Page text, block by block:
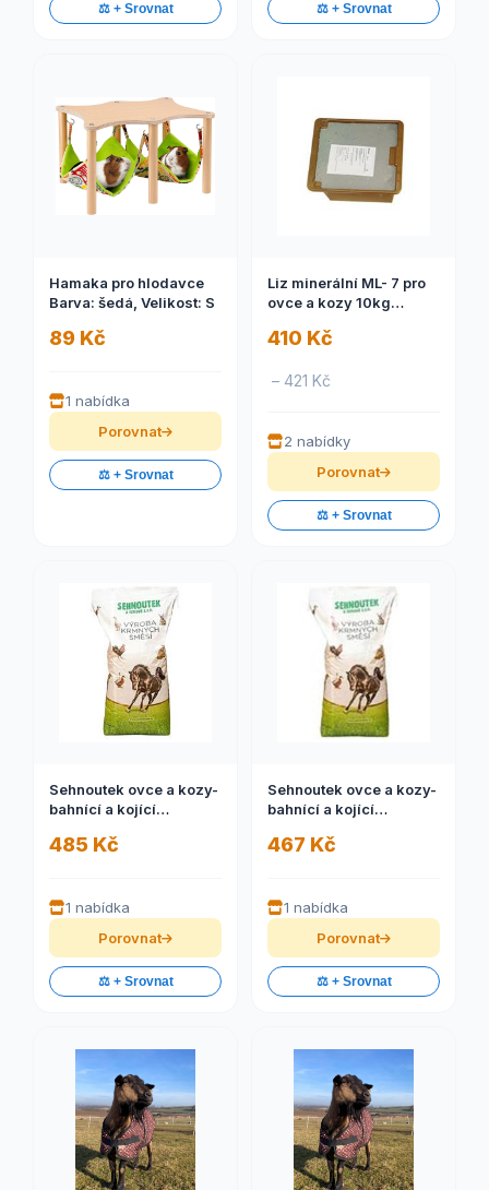
⚖️ + Srovnat ⚖️ + Srovnat
Hamaka pro hlodavce
Barva: šedá, Velikost: S
89 Kč
1 nabídka
Porovnat
⚖️ + Srovnat
Liz minerální ML- 7 pro
ovce a kozy 10kg
410 Kč
– 421 Kč
2 nabídky
Porovnat
⚖️ + Srovnat
Sehnoutek ovce a kozy-
bahnící a kojící
25kg
485 Kč
1 nabídka
Porovnat
⚖️ + Srovnat
Sehnoutek ovce a kozy-
bahnící a kojící
25kg
467 Kč
1 nabídka
Porovnat
⚖️ + Srovnat